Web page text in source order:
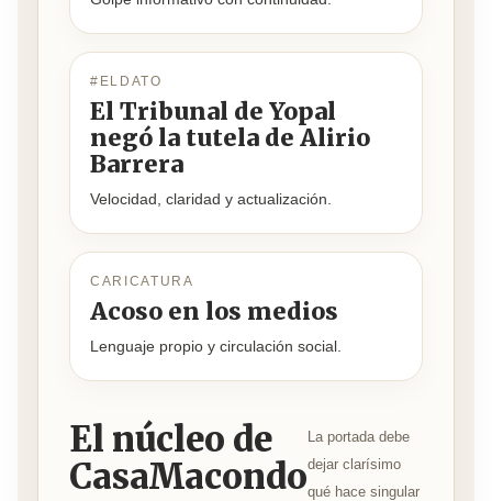
#ELDATO
El Tribunal de Yopal
negó la tutela de Alirio
Barrera
Velocidad, claridad y actualización.
CARICATURA
Acoso en los medios
Lenguaje propio y circulación social.
El núcleo de
CasaMacondo
La portada debe
dejar clarísimo
qué hace singular